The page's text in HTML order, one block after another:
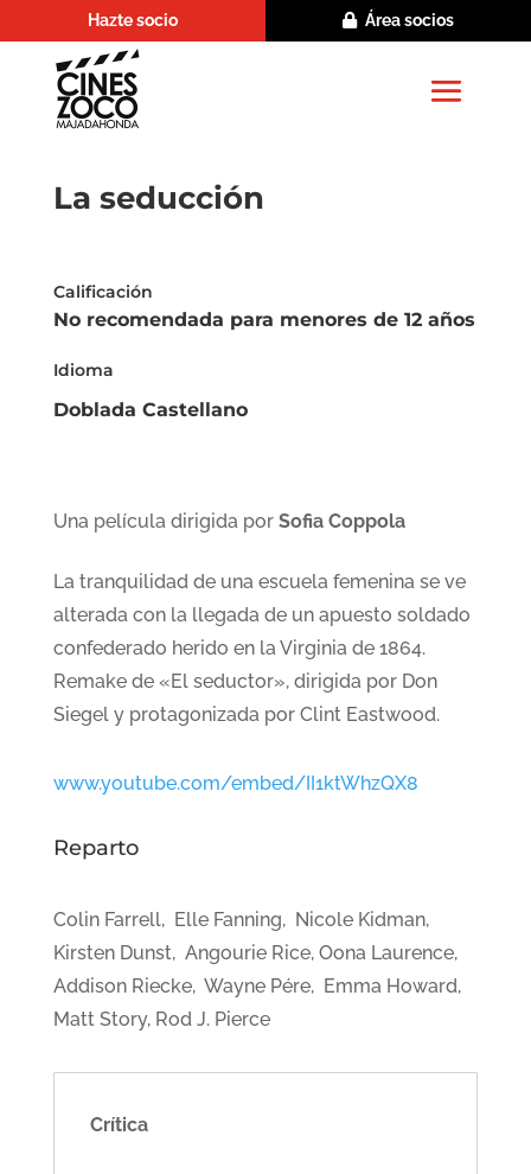
Hazte socio Área socios
La seducción
Calificación
No recomendada para menores de 12 años
Idioma
Doblada Castellano
Una película dirigida por Sofia Coppola
La tranquilidad de una escuela femenina se ve
alterada con la llegada de un apuesto soldado
confederado herido en la Virginia de 1864.
Remake de «El seductor», dirigida por Don
Siegel y protagonizada por Clint Eastwood.
www.youtube.com/embed/II1ktWhzQX8
Reparto
Colin Farrell, Elle Fanning, Nicole Kidman,
Kirsten Dunst, Angourie Rice, Oona Laurence,
Addison Riecke, Wayne Pére, Emma Howard,
Matt Story, Rod J. Pierce
Crítica